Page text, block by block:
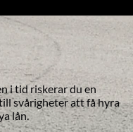
i tid riskerar du en
svårigheter att få hyra
lån.